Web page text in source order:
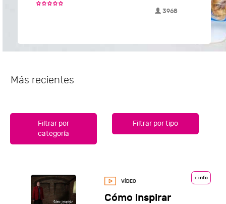
3968
Más recientes
Filtrar por
categoría
Filtrar por tipo
+ info
Cómo inspirar